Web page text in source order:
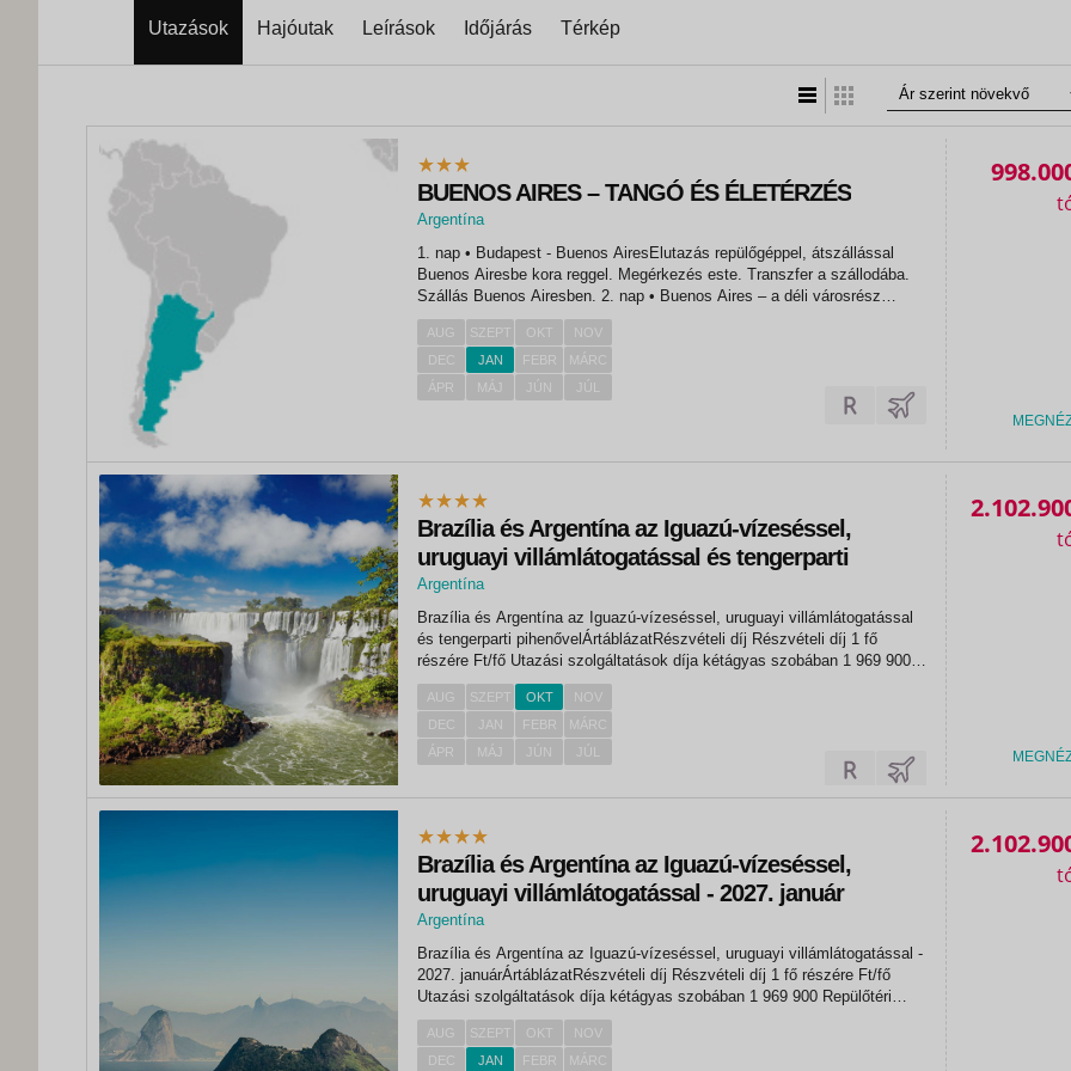
Utazások Hajóutak Leírások Időjárás Térkép
«
BUENOS AIRES – TANGÓ ÉS ÉLETÉRZÉS
Argentína
Buenos Aires
1. nap • Budapest - Buenos AiresElutazás repülőgéppel, átszállással
Buenos Airesbe kora reggel. Megérkezés este. Transzfer a szállodába.
Szállás Buenos Airesben. 2. nap • Buenos Aires – a déli városrész
látnivalói a tangó nyomábanFélnapos városrész Buenos Aires déli
látnivalóinak...
AUG SZEPT OKT
NOV
DEC
JAN FEBR
MÁRC
ÁPR
MÁJ JÚN JÚL
Brazília és Argentína az Iguazú-vízeséssel,
uruguayi villámlátogatással és tengerparti
pihenővel
Argentína
Brazília és Argentína az Iguazú-vízeséssel, uruguayi villámlátogatással
és tengerparti pihenővelÁrtáblázatRészvételi díj Részvételi díj 1 fő
részére Ft/fő Utazási szolgáltatások díja kétágyas szobában 1 969 900
AUG SZEPT OKT
NOV
DEC
JAN FEBR
MÁRC
ÁPR
MÁJ JÚN JÚL
Brazília és Argentína az Iguazú-vízeséssel,
uruguayi villámlátogatással - 2027. január
Argentína
Brazília és Argentína az Iguazú-vízeséssel, uruguayi villámlátogatással -
2027. januárÁrtáblázatRészvételi díj Részvételi díj 1 fő részére Ft/fő
Utazási szolgáltatások díja kétágyas szobában 1 969 900 Repülőtéri
illeték kb. 198 000 Teljes csomagár 1 fő részére útlemondási...
AUG SZEPT OKT
NOV
DEC
JAN FEBR
MÁRC